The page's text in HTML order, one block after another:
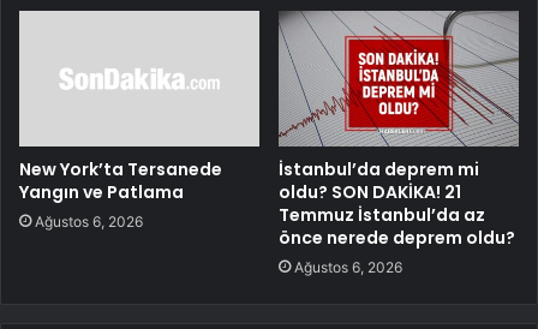
New York’ta Tersanede
Yangın ve Patlama
Ağustos 6, 2026
İstanbul’da deprem mi
oldu? SON DAKİKA! 21
Temmuz İstanbul’da az
önce nerede deprem oldu?
Ağustos 6, 2026